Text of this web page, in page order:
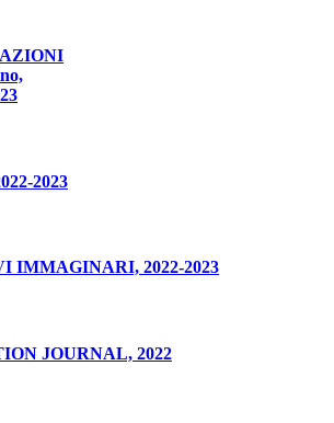
2023
IMMAGINARI, 2022-2023
JOURNAL, 2022